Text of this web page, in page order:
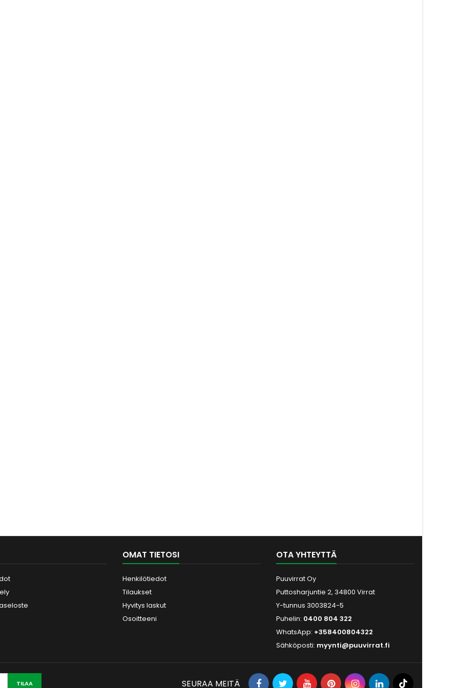
OMAT TIETOSI
Henkilötiedot
Tilaukset
Hyvitys laskut
Osoitteeni
OTA YHTEYTTÄ
Puuvirrat Oy
Puttosharjuntie 2, 34800 Virrat
Y-tunnus 3003824-5
Puhelin: 0400 804 322
WhatsApp: +358400804322
Sähköposti: myynti@puuvirrat.fi
SEURAA MEITÄ